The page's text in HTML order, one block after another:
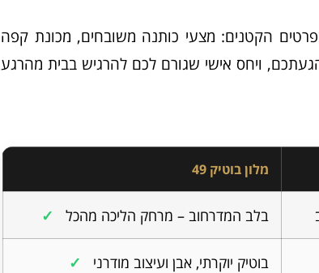
הקטנים: מצעי כותנה משובחים, מכונת קפה
ויחס אישי שגורם לכם להרגיש בבית מהרגע
מלון בוטיק 49
בלב המדרחוב – מרחק הליכה מהכל ✓
בוטיק יוקרתי, אבן ועיצוב מודרני ✓